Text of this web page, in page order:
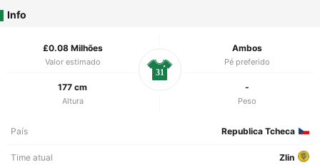
Info
£0.08 Milhões
Valor estimado
Ambos
Pé preferido
177 cm
Altura
-
Peso
31
País Republica Tcheca
Time atual Zlin